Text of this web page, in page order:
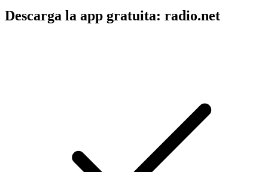
Descarga la app gratuita: radio.net